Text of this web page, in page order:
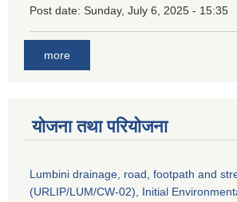
Post date: Sunday, July 6, 2025 - 15:35
more
योजना तथा परियोजना
Lumbini drainage, road, footpath and
(URLIP/LUM/CW-02), Initial